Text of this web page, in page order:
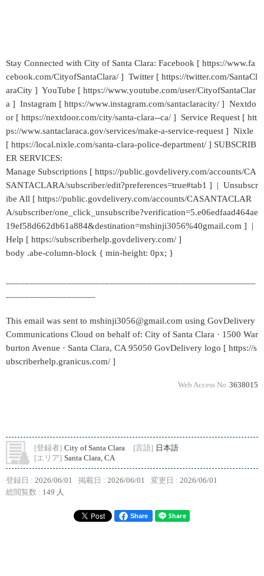
Stay Connected with City of Santa Clara: Facebook [ https://www.fa
cebook.com/CityofSantaClara/ ] Twitter [ https://twitter.com/SantaCl
araCity ] YouTube [ https://www.youtube.com/user/CityofSantaClar
a ] Instagram [ https://www.instagram.com/santaclaracity/ ] Nextdo
or [ https://nextdoor.com/city/santa-clara--ca/ ] Service Request [ htt
ps://www.santaclaraca.gov/services/make-a-service-request ] Nixle
[ https://local.nixle.com/santa-clara-police-department/ ] SUBSCRIB
ER SERVICES:
Manage Subscriptions [ https://public.govdelivery.com/accounts/CA
SANTACLARA/subscriber/edit?preferences=true#tab1 ] | Unsubscr
ibe All [ https://public.govdelivery.com/accounts/CASANTACLAR
A/subscriber/one_click_unsubscribe?verification=5.e06edfaad464ae
19ef58d662db61a884&destination=mshinji3056%40gmail.com ] |
Help [ https://subscriberhelp.govdelivery.com/ ]
body .abe-column-block { min-height: 0px; }
This email was sent to mshinji3056@gmail.com using GovDelivery
Communications Cloud on behalf of: City of Santa Clara · 1500 War
burton Avenue · Santa Clara, CA 95050 GovDelivery logo [ https://s
ubscriberhelp.granicus.com/ ]
Web Access No. 3638015
[登録者] City of Santa Clara [言語] 日本語
[エリア] Santa Clara, CA
登録日 : 2026/06/01 掲載日 : 2026/06/01 変更日 : 2026/06/01
総閲覧数 : 149 人
Share